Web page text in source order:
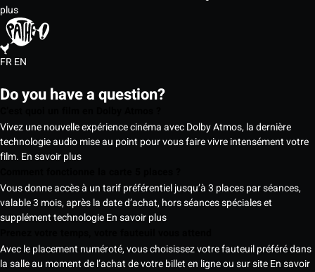
plus
FREN
Do you have a question?
Vivez une nouvelle expérience cinéma avec Dolby Atmos, la dernière
technologie audio mise au point pour vous faire vivre intensément votre
film. En savoir plus
Vous donne accès à un tarif préférentiel jusqu’à 3 places par séances,
valable 3 mois, après la date d’achat, hors séances spéciales et
supplément technologieEn savoir plus
Avec le placement numéroté, vous choisissez votre fauteuil préféré dans
la salle au moment de l’achat de votre billet en ligne ou sur siteEn savoir